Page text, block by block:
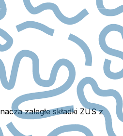
zaległe składki ZUS z